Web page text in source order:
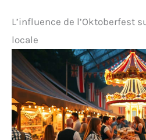
L’influence de l’Oktoberfest
locale